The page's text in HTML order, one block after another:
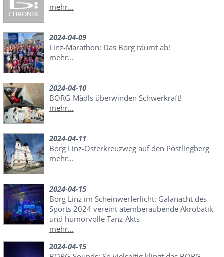
mehr...
2024-04-09
Linz-Marathon: Das Borg räumt ab!
mehr...
2024-04-10
BORG-Mädls überwinden Schwerkraft!
mehr...
2024-04-11
Borg Linz-Osterkreuzweg auf den Pöstlingberg
mehr...
2024-04-15
Borg Linz im Scheinwerferlicht: Galanacht des
Sports 2024 vereint atemberaubende Akrobatik
und humorvolle Tanz-Akts
mehr...
2024-04-15